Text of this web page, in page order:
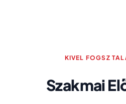
KIVEL FOGSZ
Szakmai